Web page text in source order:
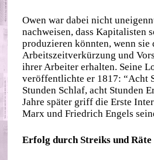
Owen war dabei nicht
nachweisen, dass Kapitalisten
produzieren könnten, wenn sie
Arbeitszeitverkürzung und
ihrer Arbeiter erhalten. Seine
veröffentlichte er 1817: “Acht
Stunden Schlaf, acht Stunden
Jahre später griff die Erste
Marx und Friedrich Engels
Erfolg durch Streiks und Räte